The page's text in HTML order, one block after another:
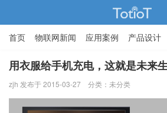
物联网的那些事 -
首页 物联网新闻 应用案例 产品设计
智能家居
用衣服给手机充电，这就是未来
zjh 发布于 2015-03-27 分类：未分类